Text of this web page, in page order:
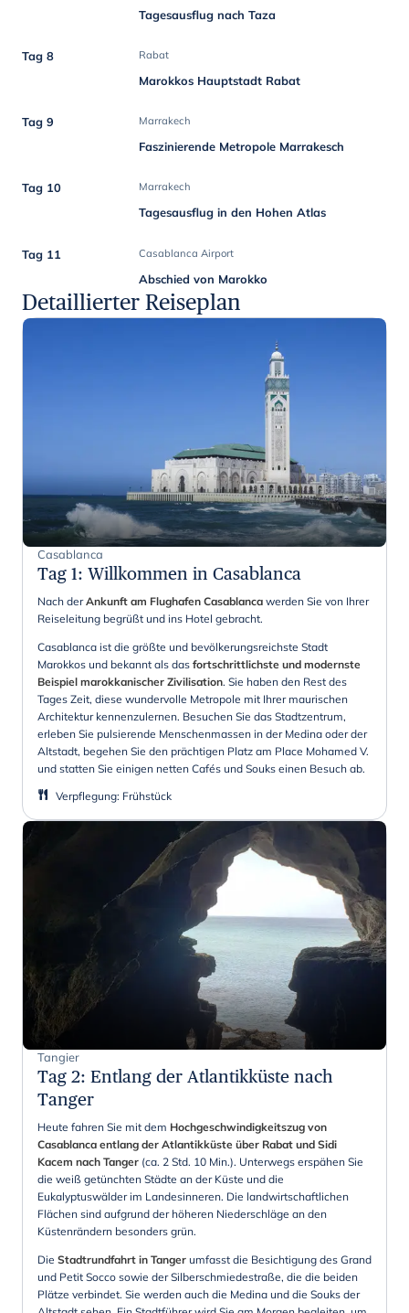
Tagesausflug nach Taza
Tag 8 Rabat
Marokkos Hauptstadt Rabat
Tag 9 Marrakech
Faszinierende Metropole Marrakesch
Tag 10 Marrakech
Tagesausflug in den Hohen Atlas
Tag 11 Casablanca Airport
Abschied von Marokko
Detaillierter Reiseplan
Casablanca
Tag 1: Willkommen in Casablanca
Nach derAnkunft am Flughafen Casablanca werden Sie von Ihrer
Reiseleitung begrüßt und ins Hotel gebracht.
Casablanca ist die größte und bevölkerungsreichste Stadt
Marokkos und bekannt als das fortschrittlichste und modernste
Beispiel marokkanischer Zivilisation. Sie haben den Rest des
Tages Zeit, diese wundervolle Metropole mit Ihrer maurischen
Architektur kennenzulernen. Besuchen Sie das Stadtzentrum,
erleben Sie pulsierende Menschenmassen in der Medina oder der
Altstadt, begehen Sie den prächtigen Platz am Place Mohamed V.
und statten Sie einigen netten Cafés und Souks einen Besuch ab.
Verpflegung: Frühstück
Tangier
Tag 2: Entlang der Atlantikküste nach
Tanger
Heute fahren Sie mit dem Hochgeschwindigkeitszug von
Casablanca entlang der Atlantikküste über Rabat und Sidi
Kacem nach Tanger (ca. 2 Std. 10 Min.). Unterwegs erspähen Sie
die weiß getünchten Städte an der Küste und die
Eukalyptuswälder im Landesinneren. Die landwirtschaftlichen
Flächen sind aufgrund der höheren Niederschläge an den
Küstenrändern besonders grün.
Die Stadtrundfahrt in Tanger umfasst die Besichtigung des Grand
und Petit Socco sowie der Silberschmiedestraße, die die beiden
Plätze verbindet. Sie werden auch die Medina und die Souks der